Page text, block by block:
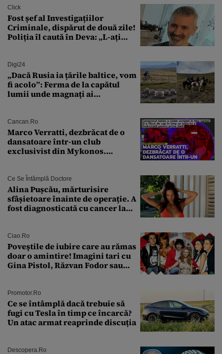
Click
Fost șef al Investigațiilor
Criminale, dispărut de două zile!
Poliția îl caută în Deva: „L-ați
Digi24
„Dacă Rusia ia țările baltice, vom
fi acolo”: Ferma de la capătul
lumii unde magnați ai
Cancan.ro
Marco Verratti, dezbrăcat de o
dansatoare într-un club
exclusivist din Mykonos.
Ce Se Întâmplă Doctore
Alina Pușcău, mărturisire
sfâșietoare înainte de operație. A
fost diagnosticată cu cancer la
îmi salvez viața”
Ciao.ro
Poveştile de iubire care au rămas
doar o amintire! Imagini tari cu
Gina Pistol, Răzvan Fodor sau
Promotor.ro
Ce se întâmplă dacă trebuie să
fugi cu Tesla în timp ce încarcă?
Un atac armat reaprinde discuția
Descopera.ro